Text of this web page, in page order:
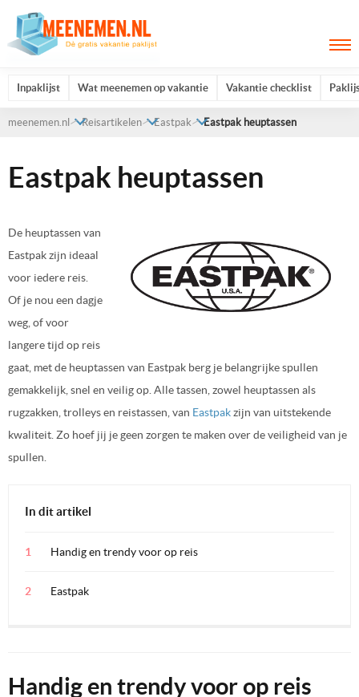
Inpaklijst Wat meenemen op vakantie Vakantie checklist
meenemen.nl Reisartikelen Eastpak Eastpak heuptassen
Eastpak heuptassen
De heuptassen van
Eastpak zijn ideaal
voor iedere reis.
Of je nou een dagje
weg, of voor
langere tijd op reis
gaat, met de heuptassen van Eastpak berg je belangrijke spullen
gemakkelijk, snel en veilig op. Alle tassen, zowel heuptassen als
rugzakken, trolleys en reistassen, van Eastpakzijn van uitstekende
kwaliteit. Zo hoef jij je geen zorgen te maken over de veiligheid van je
spullen.
In dit artikel
Handig en trendy voor op reis
Eastpak
Handig en trendy voor op reis